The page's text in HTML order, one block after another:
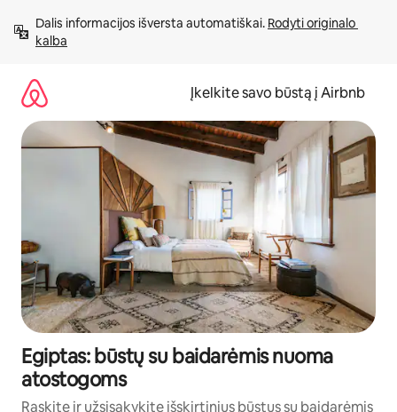
prie
turinio
Dalis informacijos išversta automatiškai. Rodyti originalo
kalba
Įkelkite savo būstą į Airbnb
Egiptas: būstų su baidarėmis nuoma
atostogoms
Raskite ir užsisakykite išskirtinius būstus su baidarėmis